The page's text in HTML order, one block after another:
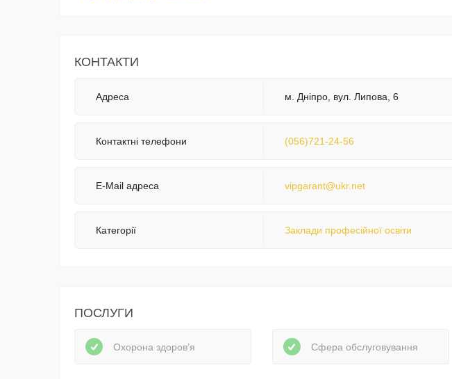
КОНТАКТИ
Адреса м. Дніпро, вул. Липова, 6
Контактні телефони (056)721-24-56
E-Mail адреса vipgarant@ukr.net
Категорії Заклади професійної освіти
ПОСЛУГИ
Охорона здоров’я Сфера обслуговування